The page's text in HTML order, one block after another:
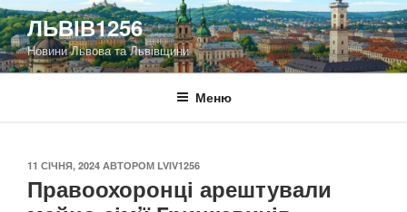
Перейти
до
вмісту
ЛЬВІВ1256
Новини Львова та Львівщини
Меню
ОПУБЛІКОВАНО
11 СІЧНЯ, 2024 АВТОРОМ LVIV1256
Правоохоронці арештували